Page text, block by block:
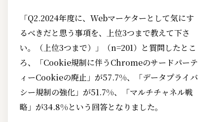
「Q2.2024年度に、Webマーケターとして気にす
るべきだと思う事項を、上位3つまで教えて下さ
い。（上位3つまで）」（n=201）と質問したとこ
ろ、「Cookie規制に伴うChromeのサードパーテ
ィーCookieの廃止」が57.7%、「データプライバ
シー規制の強化」が51.7%、「マルチチャネル戦
略」が34.8%という回答となりました。